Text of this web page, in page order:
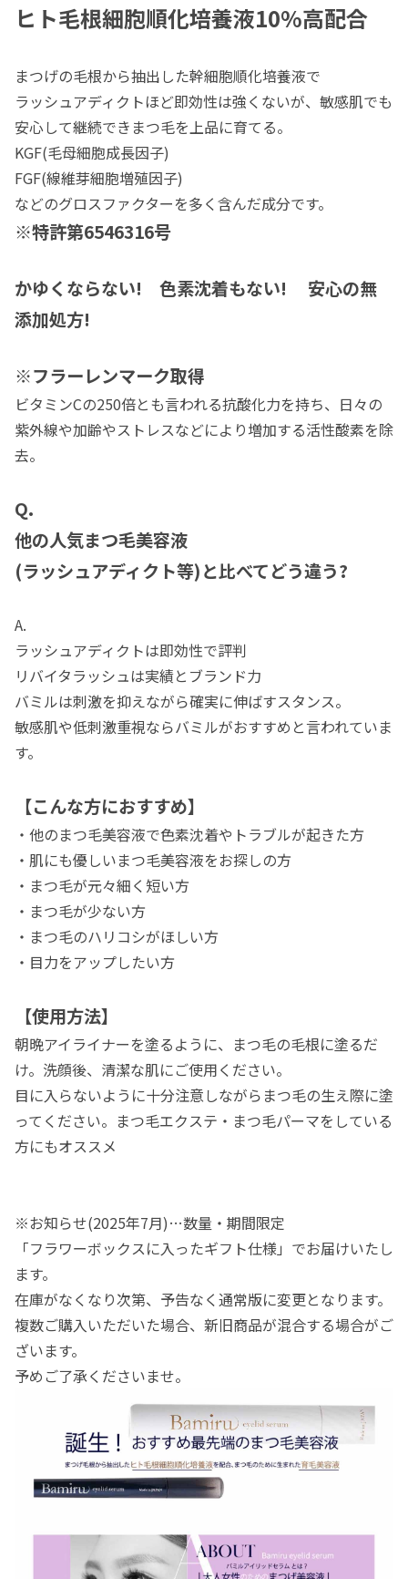
ヒト毛根細胞順化培養液10%高配合
まつげの毛根から抽出した幹細胞順化培養液で
ラッシュアディクトほど即効性は強くないが、敏感肌でも
安心して継続できまつ毛を上品に育てる。
KGF(毛母細胞成長因子)
FGF(線維芽細胞増殖因子)
などのグロスファクターを多く含んだ成分です。
※特許第6546316号
かゆくならない! 色素沈着もない! 安心の無
添加処方!
※フラーレンマーク取得
ビタミンCの250倍とも言われる抗酸化力を持ち、日々の
紫外線や加齢やストレスなどにより増加する活性酸素を除
去。
Q.
他の人気まつ毛美容液
(ラッシュアディクト等)と比べてどう違う?
A.
ラッシュアディクトは即効性で評判
リバイタラッシュは実績とブランド力
バミルは刺激を抑えながら確実に伸ばすスタンス。
敏感肌や低刺激重視ならバミルがおすすめと言われていま
す。
【こんな方におすすめ】
・他のまつ毛美容液で色素沈着やトラブルが起きた方
・肌にも優しいまつ毛美容液をお探しの方
・まつ毛が元々細く短い方
・まつ毛が少ない方
・まつ毛のハリコシがほしい方
・目力をアップしたい方
【使用方法】
朝晩アイライナーを塗るように、まつ毛の毛根に塗るだ
け。洗顔後、清潔な肌にご使用ください。
目に入らないように十分注意しながらまつ毛の生え際に塗
ってください。まつ毛エクステ・まつ毛パーマをしている
方にもオススメ
※お知らせ(2025年7月)…数量・期間限定
「フラワーボックスに入ったギフト仕様」でお届けいたし
ます。
在庫がなくなり次第、予告なく通常版に変更となります。
複数ご購入いただいた場合、新旧商品が混合する場合がご
ざいます。
予めご了承くださいませ。